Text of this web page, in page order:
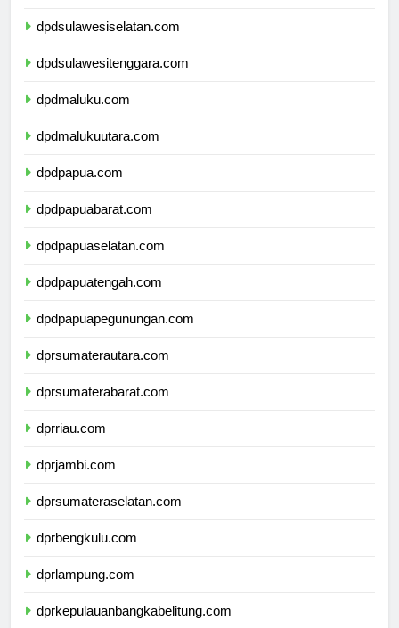
dpdsulawesiselatan.com
dpdsulawesitenggara.com
dpdmaluku.com
dpdmalukuutara.com
dpdpapua.com
dpdpapuabarat.com
dpdpapuaselatan.com
dpdpapuatengah.com
dpdpapuapegunungan.com
dprsumaterautara.com
dprsumaterabarat.com
dprriau.com
dprjambi.com
dprsumateraselatan.com
dprbengkulu.com
dprlampung.com
dprkepulauanbangkabelitung.com